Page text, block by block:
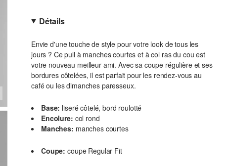
Détails
Envie d'une touche de style pour votre look de tous les
jours ? Ce pull à manches courtes et à col ras du cou est
votre nouveau meilleur ami. Avec sa coupe régulière et ses
bordures côtelées, il est parfait pour les rendez-vous au
café ou les dimanches paresseux.
Base: liseré côtelé, bord roulotté
Encolure: col rond
Manches: manches courtes
Coupe: coupe Regular Fit